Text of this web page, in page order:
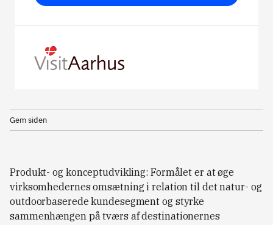
Gem siden
Produkt- og konceptudvikling: Formålet er at øge
virksomhedernes omsætning i relation til det natur- og
outdoorbaserede kundesegment og styrke
sammenhængen på tværs af destinationernes